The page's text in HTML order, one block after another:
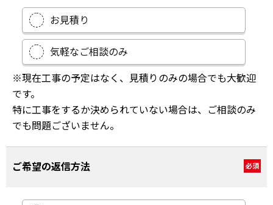
お見積り
気軽なご相談のみ
※現在工事の予定はなく、見積りのみの場合でも大歓迎
です。
特に工事をするか決められていない場合は、ご相談のみ
でも問題ございません。
ご希望の返信方法 必須